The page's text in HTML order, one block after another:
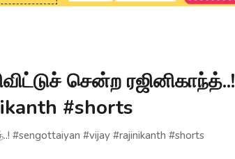
சென்ற ரஜினிகாந்த்..!
#shorts
#vijay #rajinikanth #shorts